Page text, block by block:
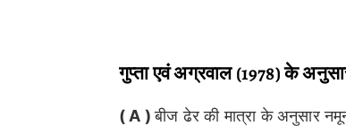
गुप्ता एवं अग्रवाल (1978) के
( A )बीज ढेर की मात्रा के अनुसार